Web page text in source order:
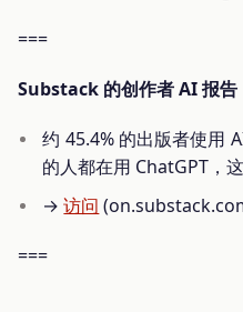
===
Substack 的创作者 AI 报告
约 45.4% 的出版者使用
的人都在用 ChatGPT，
→访问
===